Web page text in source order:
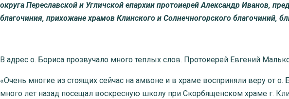
округа Переславской и Угличской епархии протоиерей Александр Иванов,
благочиния, прихожане храмов Клинского и Солнечногорского благочиний,
В адрес о. Бориса прозвучало много теплых слов. Протоиерей Евгений
«Очень многие из стоящих сейчас на амвоне и в храме восприняли веру от о.
много лет назад посещал воскресную школу при Скорбященском храме г.